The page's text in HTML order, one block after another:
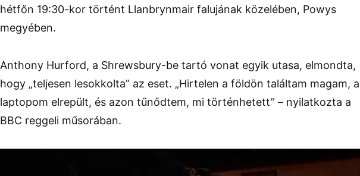
hétfőn 19:30-kor történt Llanbrynmair falujának közelében, Powys
megyében.
Anthony Hurford, a Shrewsbury-be tartó vonat egyik utasa, elmondta,
hogy „teljesen lesokkolta” az eset. „Hirtelen a földön találtam magam, a
laptopom elrepült, és azon tűnődtem, mi történhetett” – nyilatkozta a
BBC reggeli műsorában.